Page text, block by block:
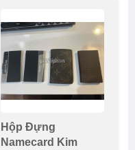
Hộp Đựng
Namecard Kim